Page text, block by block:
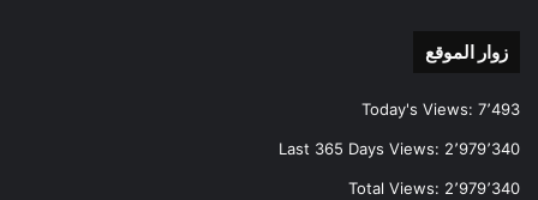
زوار الموقع
Today's Views: 7٬493
Last 365 Days Views: 2٬979٬340
Total Views: 2٬979٬340